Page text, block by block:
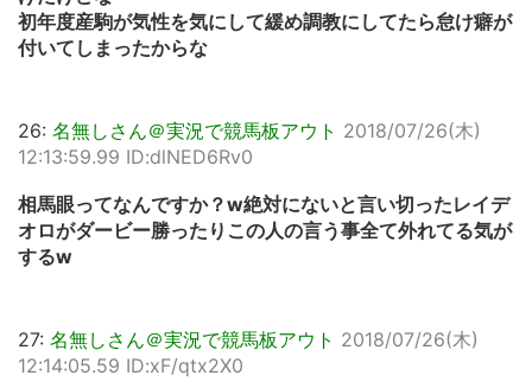
初年度産駒が気性を気にして緩め調教にしてたら怠け癖が
付いてしまったからな
26: 名無しさん＠実況で競馬板アウト 2018/07/26(木)
12:13:59.99 ID:dlNED6Rv0
相馬眼ってなんですか？w絶対にないと言い切ったレイデ
オロがダービー勝ったりこの人の言う事全て外れてる気が
するw
27: 名無しさん＠実況で競馬板アウト 2018/07/26(木)
12:14:05.59 ID:xF/qtx2X0